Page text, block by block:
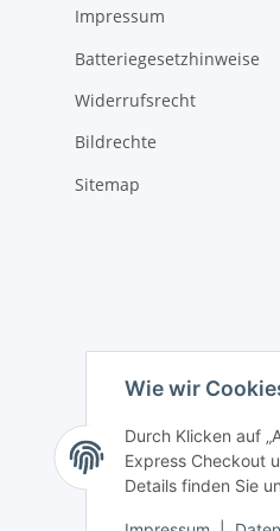
Impressum
Batteriegesetzhinweise
Widerrufsrecht
Bildrechte
Sitemap
Wie wir
Durch Klicken auf
Express Checkout
Details finden Sie